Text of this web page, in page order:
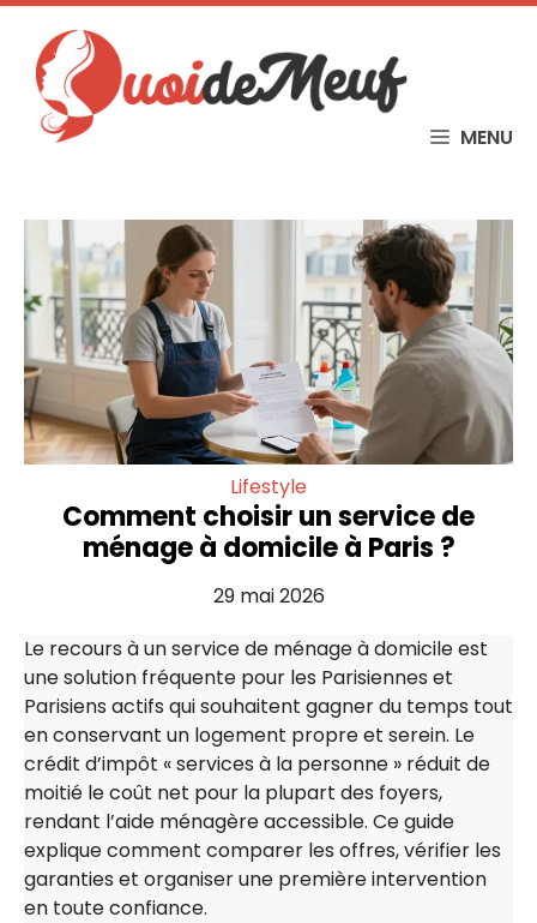
Skip
content
MENU
Lifestyle
Comment choisir un service de
ménage à domicile à Paris ?
29 mai 2026
Le recours à un service de ménage à domicile est
une solution fréquente pour les Parisiennes et
Parisiens actifs qui souhaitent gagner du temps tout
en conservant un logement propre et serein. Le
crédit d’impôt « services à la personne » réduit de
moitié le coût net pour la plupart des foyers,
rendant l’aide ménagère accessible. Ce guide
explique comment comparer les offres, vérifier les
garanties et organiser une première intervention
en toute confiance.